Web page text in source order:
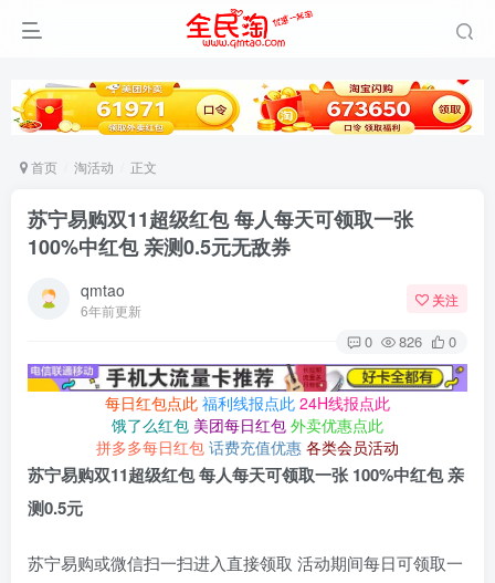
首页 淘活动 正文
苏宁易购双11超级红包 每人每天可领取一张
100%中红包 亲测0.5元无敌券
qmtao
6年前更新
关注
0 826 0
每日红包点此 福利线报点此 24H线报点此
饿了么红包 美团每日红包 外卖优惠点此
拼多多每日红包 话费充值优惠 各类会员活动
苏宁易购双11超级红包 每人每天可领取一张 100%中红包 亲
测0.5元
苏宁易购或微信扫一扫进入直接领取 活动期间每日可领取一